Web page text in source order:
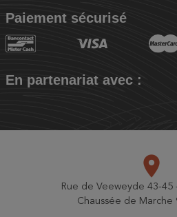
Paiement sécurisé
En partenariat avec :
place
Rue de Veeweyde 43-45
Chaussée de Marche